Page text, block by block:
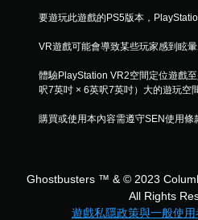
要遊玩此遊戲的PS5版本，
VR遊戲可能會導致某些玩家感到眩暈
體驗PlayStation VR2空間定位遊戲
呎7英吋 × 6英呎7英吋）大的遊玩空間
購買或使用本內容需遵守SEN使用條
Ghostbusters ™ & © 2023
All Rights
遊戲私隱政策與一般使